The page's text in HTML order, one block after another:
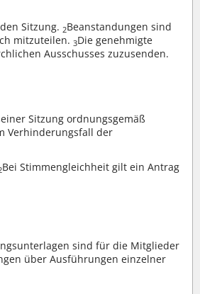
Sitzung. 2Beanstandungen sind
mitzuteilen.3Die genehmigte
Ausschusses zuzusenden.
Sitzung ordnungsgemäß
Verhinderungsfall der
Bei Stimmengleichheit gilt ein Antrag
sind für die Mitglieder
über Ausführungen einzelner